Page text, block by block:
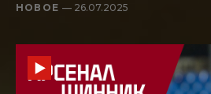
НОВОЕ— 26.07.2025